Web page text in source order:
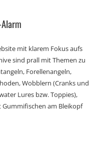
mit klarem Fokus aufs
sind prall mit Themen zu
Forellenangeln,
Wobblern (Cranks und
Lures bzw. Toppies),
am Bleikopf